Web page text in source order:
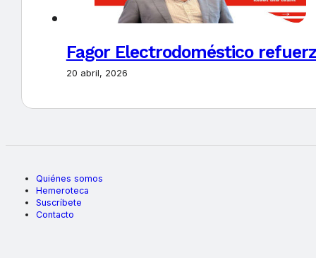
Fagor Electrodoméstico
20 abril, 2026
Quiénes somos
Hemeroteca
Suscríbete
Contacto